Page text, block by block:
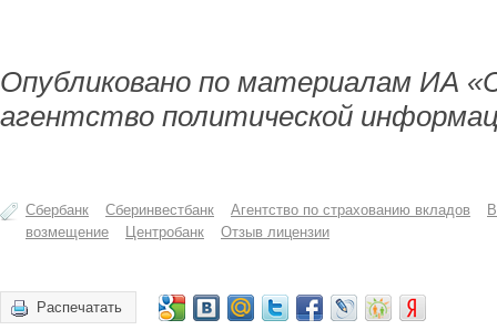
Опубликовано по материалам ИА
агентство политической
Сбербанк Сберинвестбанк Агентство по страхованию вкладов
возмещение
Центробанк Отзыв лицензии
Распечатать